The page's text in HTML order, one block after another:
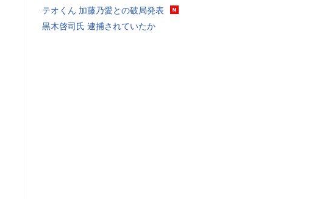
テオくん 加藤乃愛との破局発表
黒木啓司氏 逮捕されていたか